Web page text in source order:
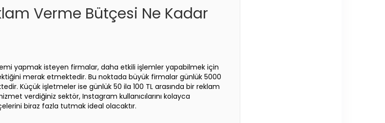
Verme Bütçesi Ne Kadar
yapmak isteyen firmalar, daha etkili işlemler yapabilmek için
merak etmektedir. Bu noktada büyük firmalar günlük 5000
Küçük işletmeler ise günlük 50 ila 100 TL arasında bir reklam
verdiğiniz sektör, Instagram kullanıcılarını kolayca
biraz fazla tutmak ideal olacaktır.